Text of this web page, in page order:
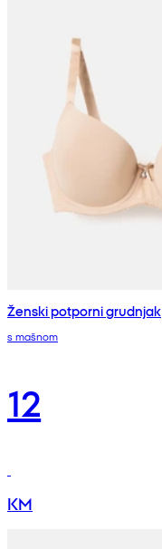
Ženski potporni grudnjak
s mašnom
12
KM